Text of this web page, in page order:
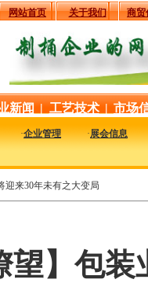
网站首页 关于我们 商贸
新闻 | 工艺技术 | 市场
·企业管理 ·展会信息
迎来30年未有之大变局
望】包